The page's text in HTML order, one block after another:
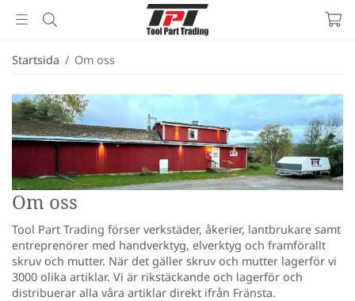
Startsida / Om oss
Om oss
Tool Part Trading förser verkstäder, åkerier, lantbrukare samt
entreprenörer med handverktyg, elverktyg och framförallt
skruv och mutter. När det gäller skruv och mutter lagerför vi
3000 olika artiklar. Vi är rikstäckande och lagerför och
distribuerar alla våra artiklar direkt ifrån Fränsta.